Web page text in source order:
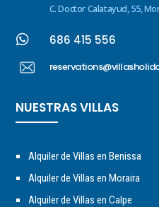
C. Doctor Calatayud, 55,
 686 415 556
NUESTRAS VILLAS
Alquiler de Villas en Benissa
Alquiler de Villas en Moraira
Alquiler de Villas en Calpe